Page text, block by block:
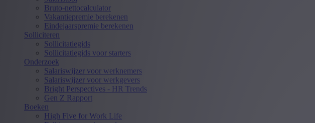
Bruto-nettocalculator
Vakantiepremie berekenen
Eindejaarspremie berekenen
Solliciteren
Sollicitatiegids
Sollicitatiegids voor starters
Onderzoek
Salariswijzer voor werknemers
Salariswijzer voor werkgevers
Bright Perspectives - HR Trends
Gen Z Rapport
Boeken
High Five for Work Life